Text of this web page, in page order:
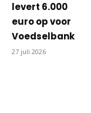
levert 6.000
euro op voor
Voedselbank
27 juli 2026